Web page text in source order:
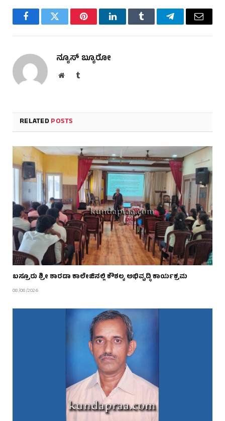
FacebookTwitter PinterestLinkedInTumblr TelegramEmail
ನ್ಯೂಸ್ ಬ್ಯೂರೋ
WebsiteTumblr
RELATEDPOSTS
ಬಸ್ರೂರು ಶ್ರೀ ಶಾರದಾ ಕಾಲೇಜಿನಲ್ಲಿ ಕೌಶಲ್ಯ ಅಭಿವೃದ್ಧಿ ಕಾರ್ಯಕ್ರಮ
08/08/2026